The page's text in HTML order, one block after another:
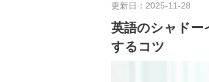
更新日：2025-11-28
英語のシャドー
するコツ